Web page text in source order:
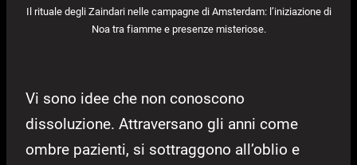
Il rituale degli Zaindari nelle campagne di Amsterdam: l’iniziazione di
Noa tra fiamme e presenze misteriose.
Vi sono idee che non conoscono
dissoluzione. Attraversano gli anni come
ombre pazienti, si sottraggono all’oblio e